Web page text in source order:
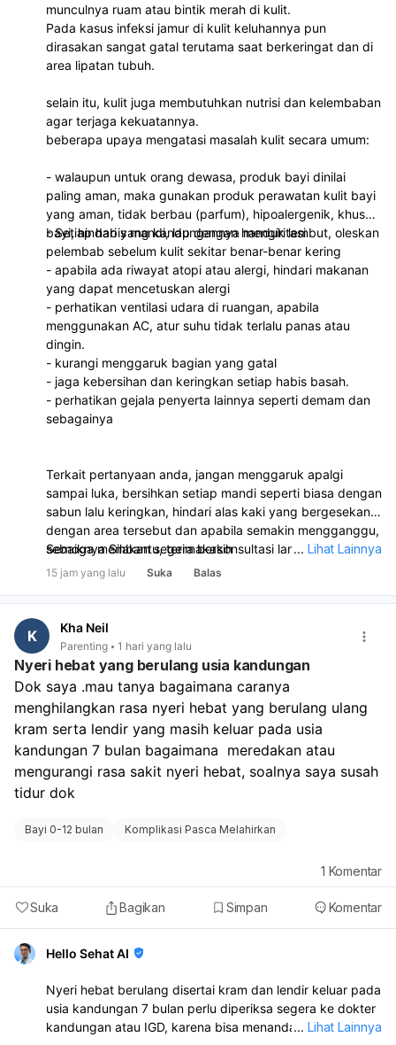
munculnya ruam atau bintik merah di kulit.
Pada kasus infeksi jamur di kulit keluhannya pun
dirasakan sangat gatal terutama saat berkeringat dan di
area lipatan tubuh.
selain itu, kulit juga membutuhkan nutrisi dan kelembaban
agar terjaga kekuatannya.
beberapa upaya mengatasi masalah kulit secara umum:
- walaupun untuk orang dewasa, produk bayi dinilai
paling aman, maka gunakan produk perawatan kulit bayi
yang aman, tidak berbau (parfum), hipoalergenik, khusus
bayi, hindari yang kandungannya mengiritasi
- Setiap habis mandi, lap dengan handuk lembut, oleskan
pelembab sebelum kulit sekitar benar-benar kering
- apabila ada riwayat atopi atau alergi, hindari makanan
yang dapat mencetuskan alergi
- perhatikan ventilasi udara di ruangan, apabila
menggunakan AC, atur suhu tidak terlalu panas atau
dingin.
- kurangi menggaruk bagian yang gatal
- jaga kebersihan dan keringkan setiap habis basah.
- perhatikan gejala penyerta lainnya seperti demam dan
sebagainya
Terkait pertanyaan anda, jangan menggaruk apalgi
sampai luka, bersihkan setiap mandi seperti biasa dengan
sabun lalu keringkan, hindari alas kaki yang bergesekan
dengan area tersebut dan apabila semakin mengganggu,
sebaiknya Silakan segera berkonsultasi langsung dengan
dokter di klinik atau puskesmas terdekat untuk
Semoga membantu, terimakasih ... Lihat Lainnya
15 jam yang lalu Suka Balas
K Kha Neil
Parenting 1 hari yang lalu
Nyeri hebat yang berulang usia kandungan
Dok saya .mau tanya bagaimana caranya
menghilangkan rasa nyeri hebat yang berulang ulang
kram serta lendir yang masih keluar pada usia
kandungan 7 bulan bagaimana  meredakan atau
mengurangi rasa sakit nyeri hebat, soalnya saya susah
tidur dok
Bayi 0-12 bulan Komplikasi Pasca Melahirkan
Suka Bagikan Simpan Komentar
1 Komentar
Hello Sehat AI
Nyeri hebat berulang disertai kram dan lendir keluar pada
usia kandungan 7 bulan perlu diperiksa segera ke dokter
kandungan atau IGD, karena bisa menandakan kontraksi
... Lihat Lainnya